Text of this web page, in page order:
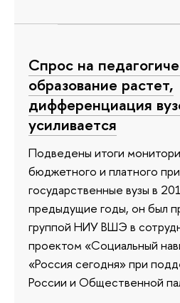
Спрос на
образование растет,
дифференциация
усиливается
Подведены итоги
бюджетного и платного
государственные вузы в
предыдущие годы, он был
группой НИУ ВШЭ в
проектом «Социальный
«Россия сегодня» при
России и Общественной